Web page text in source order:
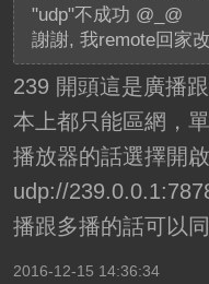
"udp"不成功 @_@
謝謝, 我remote回家
239 開頭這是廣播
本上都只能區網，
播放器的話選擇開
udp://
播跟多播的話可以
2016-12-15 14:36:34